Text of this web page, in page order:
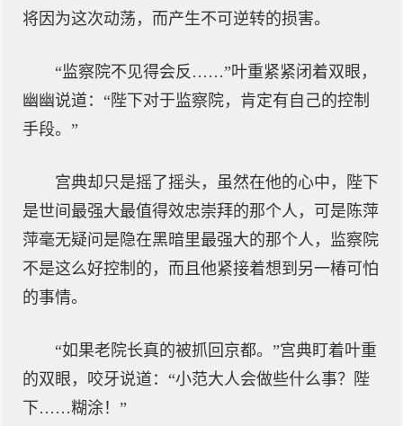
将因为这次动荡，而产生不可逆转的损害。
“监察院不见得会反……”叶重紧紧闭着双眼，
幽幽说道：“陛下对于监察院，肯定有自己的控制
手段。”
宫典却只是摇了摇头，虽然在他的心中，陛下
是世间最强大最值得效忠崇拜的那个人，可是陈萍
萍毫无疑问是隐在黑暗里最强大的那个人，监察院
不是这么好控制的，而且他紧接着想到另一椿可怕
的事情。
“如果老院长真的被抓回京都。”宫典盯着叶重
的双眼，咬牙说道：“小范大人会做些什么事？陛
下……糊涂！”